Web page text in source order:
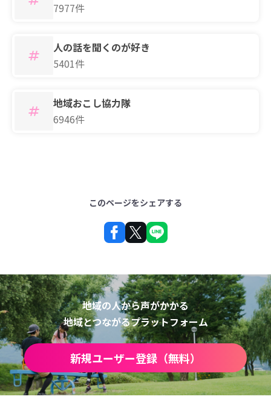
7977件
人の話を聞くのが好き
5401件
地域おこし協力隊
6946件
このページをシェアする
地域の人から声がかかる
地域とつながるプラットフォーム
新規ユーザー登録（無料）